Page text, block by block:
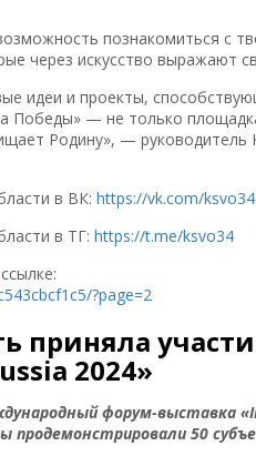
познакомиться с
через искусство выражают
идеи и проекты,
Победы» — не только
Родину», —
в ВК: https://vk.com/ksvo34
в ТГ: https://t.me/ksvo34
?page=2
приняла
2024»
форум-выставка
50